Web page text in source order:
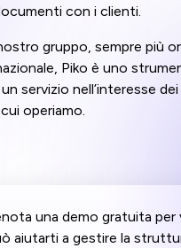
con i clienti.
gruppo, sempre più
Piko è uno
servizio nell’interesse
operiamo.
una demo gratuita per
aiutarti a gestire la